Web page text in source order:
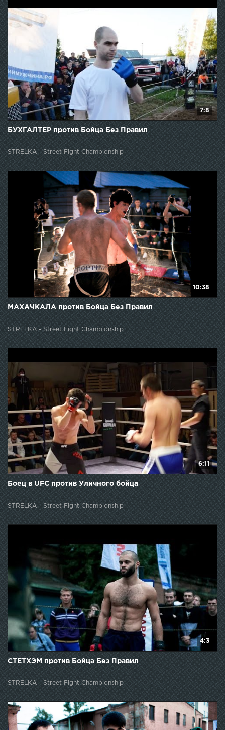
7:8
БУХГАЛТЕР против Бойца Без Правил
STRELKA - Street Fight Championship
10:38
МАХАЧКАЛА против Бойца Без Правил
STRELKA - Street Fight Championship
6:11
Боец в UFC против Уличного бойца
STRELKA - Street Fight Championship
4:3
СТЕТХЭМ против Бойца Без Правил
STRELKA - Street Fight Championship